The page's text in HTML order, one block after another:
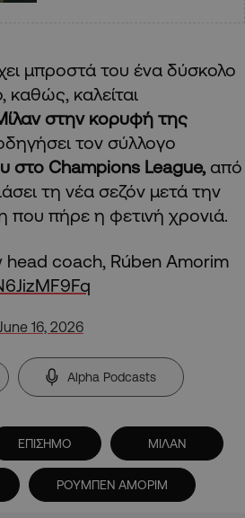
μπροστά του ένα δύσκολο
καθώς, καλείται
στην κορυφή της
τον σύλλογο
στο Champions League, από
τη νέα σεζόν μετά την
που πήρε η φετινή χρονιά.
coach, Rúben Amorim
June 16, 2026
Alpha Podcasts
ΕΠΙΣΗΜΟ ΜΙΛΑΝ
ΡΟΥΜΠΕΝ ΑΜΟΡΙΜ